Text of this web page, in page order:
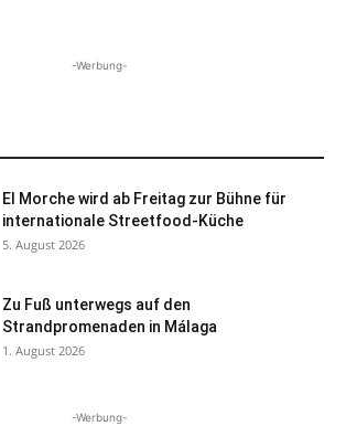
-Werbung-
El Morche wird ab Freitag zur Bühne für
internationale Streetfood-Küche
5. August 2026
Zu Fuß unterwegs auf den
Strandpromenaden in Málaga
1. August 2026
-Werbung-